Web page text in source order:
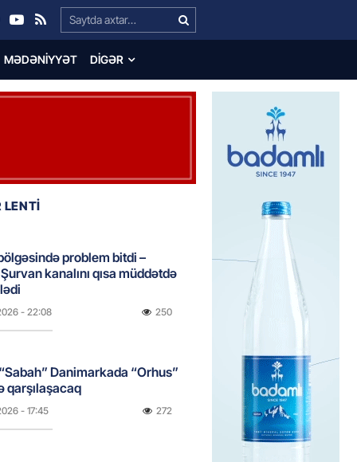
Search…
MƏDƏNIYYƏT DIGƏR
problem bitdi –
kanalını qısa müddətdə
- 22:08 250
Danimarkada “Orhus”
qarşılaşacaq
- 17:45 272